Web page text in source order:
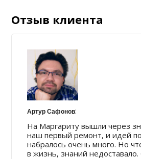
Отзыв клиента
Артур Сафонов:
На Маргариту вышли через
наш первый ремонт, и идей
набралось очень много. Но
в жизнь, знаний недоставало.